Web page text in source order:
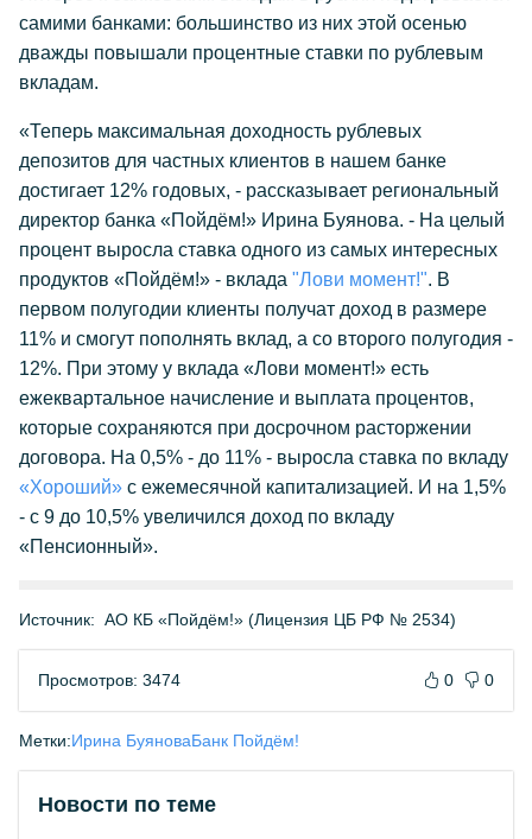
самими банками: большинство из них этой осенью
дважды повышали процентные ставки по рублевым
вкладам.
«Теперь максимальная доходность рублевых
депозитов для частных клиентов в нашем банке
достигает 12% годовых, - рассказывает региональный
директор банка «Пойдём!» Ирина Буянова. - На целый
процент выросла ставка одного из самых интересных
продуктов «Пойдём!» - вклада "Лови момент!". В
первом полугодии клиенты получат доход в размере
11% и смогут пополнять вклад, а со второго полугодия -
12%. При этому у вклада «Лови момент!» есть
ежеквартальное начисление и выплата процентов,
которые сохраняются при досрочном расторжении
договора. На 0,5% - до 11% - выросла ставка по вкладу
«Хороший» с ежемесячной капитализацией. И на 1,5%
- с 9 до 10,5% увеличился доход по вкладу
«Пенсионный».
Источник: АО КБ «Пойдём!» (Лицензия ЦБ РФ № 2534)
Просмотров: 3474 0 0
Метки:Ирина БуяноваБанк Пойдём!
Новости по теме